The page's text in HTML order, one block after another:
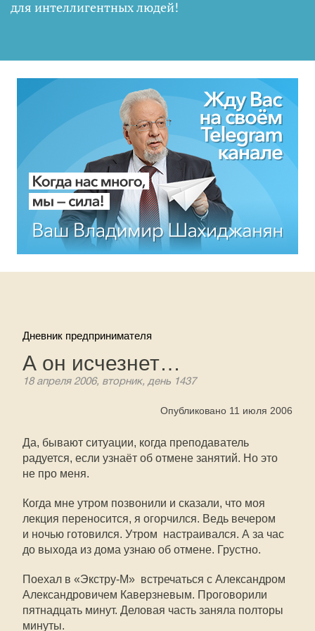
для интеллигентных людей!
Дневник предпринимателя
А он исчезнет…
18 апреля 2006, вторник, день 1437
Опубликовано 11 июля 2006
Да, бывают ситуации, когда преподаватель
радуется, если узнаёт об отмене занятий. Но это
не про меня.
Когда мне утром позвонили и сказали, что моя
лекция переносится, я огорчился. Ведь вечером
и ночью готовился. Утром  настраивался. А за час
до выхода из дома узнаю об отмене. Грустно.
Поехал в «Экстру-М»  встречаться с Александром
Александровичем Каверзневым. Проговорили
пятнадцать минут. Деловая часть заняла полторы
минуты.